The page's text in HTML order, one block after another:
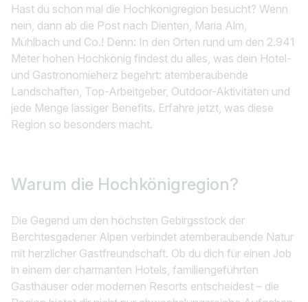
Hast du schon mal die Hochkönigregion besucht? Wenn
nein, dann ab die Post nach Dienten, Maria Alm,
Mühlbach und Co.! Denn: In den Orten rund um den 2.941
Meter hohen Hochkönig findest du alles, was dein Hotel-
und Gastronomieherz begehrt: atemberaubende
Landschaften, Top-Arbeitgeber, Outdoor-Aktivitäten und
jede Menge lässiger Benefits. Erfahre jetzt, was diese
Region so besonders macht.
Warum die Hochkönigregion?
Die Gegend um den höchsten Gebirgsstock der
Berchtesgadener Alpen verbindet atemberaubende Natur
mit herzlicher Gastfreundschaft. Ob du dich für einen Job
in einem der charmanten Hotels, familiengeführten
Gasthäuser oder modernen Resorts entscheidest – die